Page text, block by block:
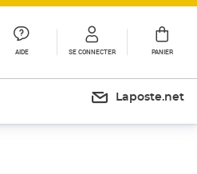
AIDE SE CONNECTER PANIER
Laposte.net